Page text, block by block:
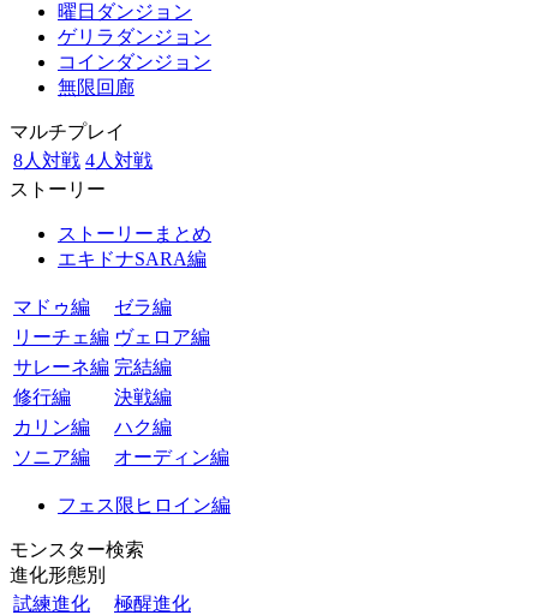
曜日ダンジョン
ゲリラダンジョン
コインダンジョン
無限回廊
マルチプレイ
8人対戦 4人対戦
ストーリー
ストーリーまとめ
エキドナSARA編
マドゥ編
ゼラ編
リーチェ編 ヴェロア編
サレーネ編 完結編
修行編
決戦編
カリン編
ハク編
ソニア編
オーディン編
フェス限ヒロイン編
モンスター検索
進化形態別
試練進化
極醒進化